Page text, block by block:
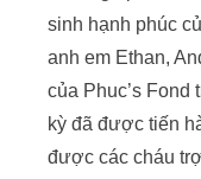
sinh hạnh phúc
anh em Ethan,
của Phuc’s
kỳ đã được tiến
được các cháu